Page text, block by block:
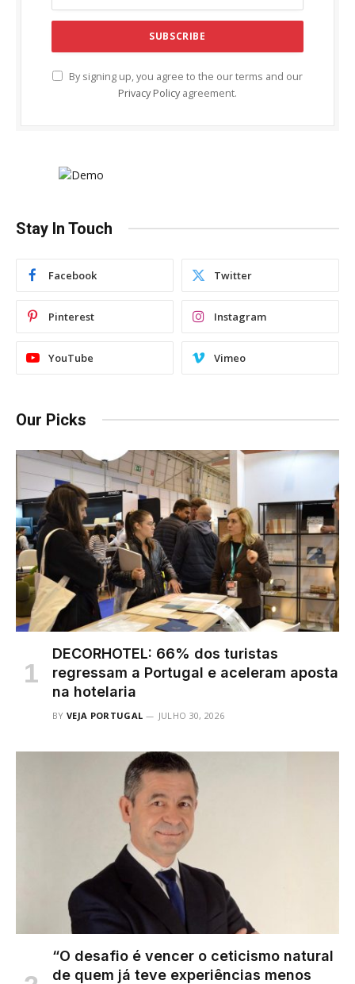
By signing up, you agree to the our terms and our
Privacy Policy agreement.
Stay In Touch
Facebook Twitter
Pinterest Instagram
YouTube Vimeo
Our Picks
DECORHOTEL: 66% dos turistas
regressam a Portugal e aceleram aposta
na hotelaria
BY VEJA PORTUGAL JULHO 30, 2026
“O desafio é vencer o ceticismo natural
de quem já teve experiências menos